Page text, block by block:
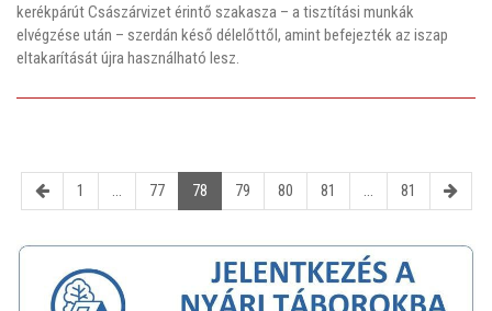
kerékpárút Császárvizet érintő szakasza – a tisztítási munkák
elvégzése után – szerdán késő délelőttől, amint befejezték az iszap
eltakarítását újra használható lesz.
1 ... 77 78 79 80 81 ... 81